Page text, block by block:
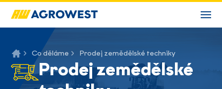
Co děláme Prodej zemědělské techniky
Prodej zemědělské